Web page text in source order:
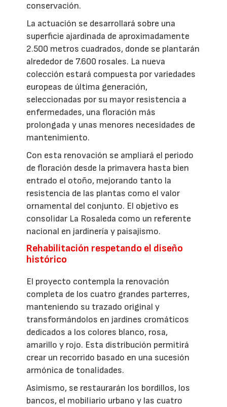
conservación.
La actuación se desarrollará sobre una
superficie ajardinada de aproximadamente
2.500 metros cuadrados, donde se plantarán
alrededor de 7.600 rosales. La nueva
colección estará compuesta por variedades
europeas de última generación,
seleccionadas por su mayor resistencia a
enfermedades, una floración más
prolongada y unas menores necesidades de
mantenimiento.
Con esta renovación se ampliará el periodo
de floración desde la primavera hasta bien
entrado el otoño, mejorando tanto la
resistencia de las plantas como el valor
ornamental del conjunto. El objetivo es
consolidar La Rosaleda como un referente
nacional en jardinería y paisajismo.
Rehabilitación respetando el diseño
histórico
El proyecto contempla la renovación
completa de los cuatro grandes parterres,
manteniendo su trazado original y
transformándolos en jardines cromáticos
dedicados a los colores blanco, rosa,
amarillo y rojo. Esta distribución permitirá
crear un recorrido basado en una sucesión
armónica de tonalidades.
Asimismo, se restaurarán los bordillos, los
bancos, el mobiliario urbano y las cuatro